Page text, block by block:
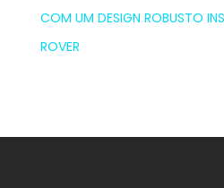
COM UM DESIGN ROBUSTO
ROVER